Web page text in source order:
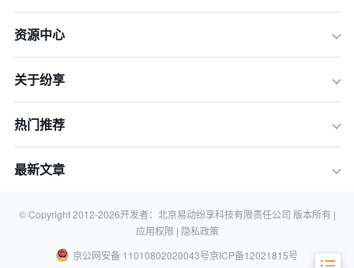
擎”
养成”
CRM高级运维常见问题 (FAQ)
资源中心
关于纷享
热门推荐
最新文章
© Copyright 2012-2026开发者：北京易动纷享科技有限责任公司 版本所有 |
应用权限 | 隐私政策
京公网安备 11010802020043号京ICP备12021815号